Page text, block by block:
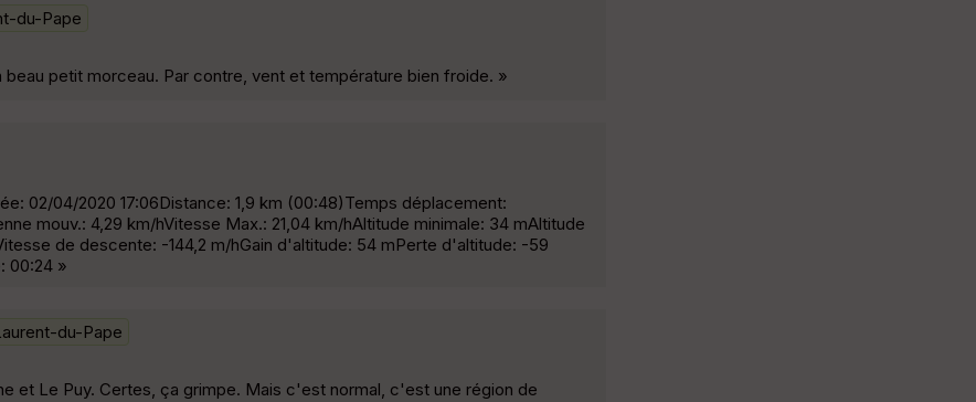
du-Pape
petit morceau. Par contre, vent et température bien froide. »
02/04/2020 17:06Distance: 1,9 km (00:48)Temps déplacement:
mouv.: 4,29 km/hVitesse Max.: 21,04 km/hAltitude minimale: 34 mAltitude
de descente: -144,2 m/hGain d'altitude: 54 mPerte d'altitude: -59
00:24 »
du-Pape
et Le Puy. Certes, ça grimpe. Mais c'est normal, c'est une région de